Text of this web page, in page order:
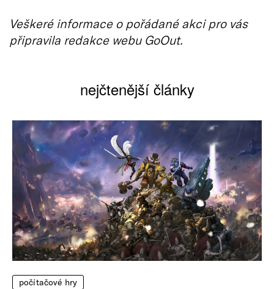
Veškeré informace o pořádané akci pro vás
připravila redakce webu GoOut.
nejčtenější články
počítačové hry